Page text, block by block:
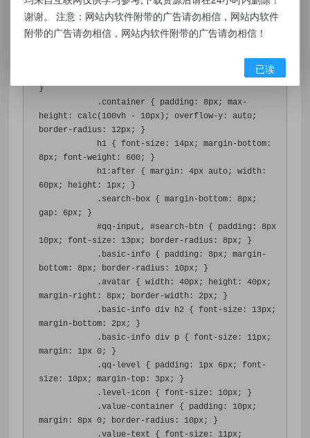
border-radius: 8px;
margin-bottom: 15px;
display: none;
: 11px;
}
.container { padding : 8px;
max-
height : calc ( 100vh - 10px ); overflow-y : auto;
border-radius : 12px;
}
            h1
{ font-size : 14px; margin-bottom :
8px; font-weight : 600;
}
h1 :after { margin : 4px auto; width :
60px; height : 1px;
}
. search-box { margin-bottom : 8px;
gap : 6px;
}
#qq-input , #search-btn { padding :
8px
10px; font-size : 13px; border-radius : 8px;
}
. basic-info { padding : 8px;
margin-
bottom : 8px; border-radius : 10px;
}
.avatar { width : 40px; height : 40px;
margin-right : 8px; border-width : 2px;
}
. basic-info div h2 { font-size : 13px;
margin-bottom : 2px;
}
. basic-info div p { font-size : 11px;
margin : 1px 0;
}
. qq-level { padding : 1px 6px;
font-
size : 10px; margin-top : 3px;
}
. level-icon { font-size : 10px;
}
.value-container { padding : 10px;
margin : 8px 0; border-radius : 10px;
}
.value-text { font-size : 11px;
谢谢。 注意：网站内软件附带的广告请勿相信，网站内软件
附带的广告请勿相信，网站内软件附带的广告请勿相信！
已读